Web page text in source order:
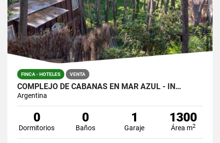
FINCA - HOTELES VENTA
COMPLEJO DE CABAÑAS EN MAR AZUL - IN…
Argentina
0
Dormitorios
0
Baños
1
Garaje
1300
Área m2